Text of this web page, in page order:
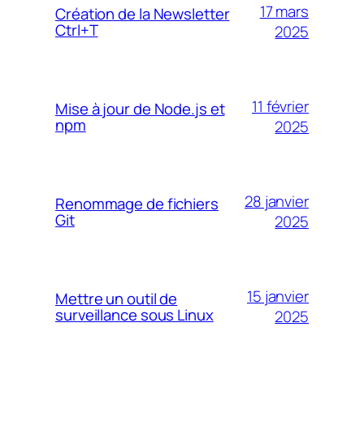
Création de la Newsletter
Ctrl+T
17 mars
2025
Mise à jour de Node.js et
npm
11 février
2025
Renommage de fichiers
Git
28 janvier
2025
Mettre un outil de
surveillance sous Linux
15 janvier
2025